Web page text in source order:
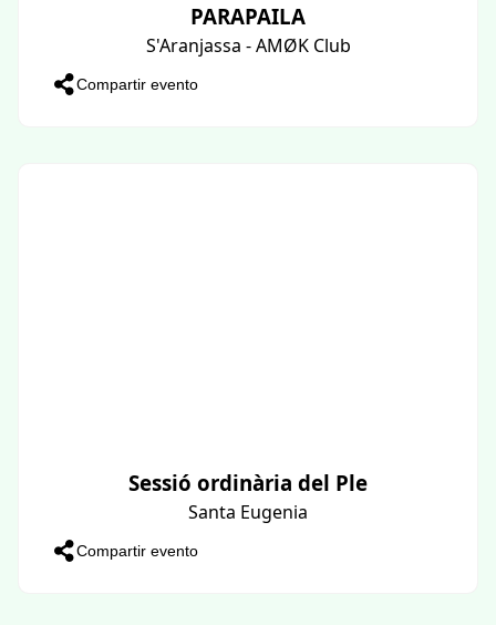
PARAPAILA
S'Aranjassa - AMØK Club
Compartir evento
Sessió ordinària del Ple
Santa Eugenia
Compartir evento